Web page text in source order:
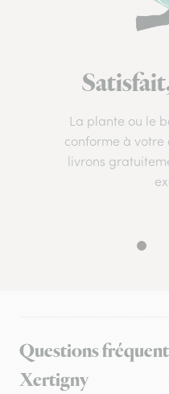
La plante ou le
conforme à votre
livrons
Questions
Xertigny